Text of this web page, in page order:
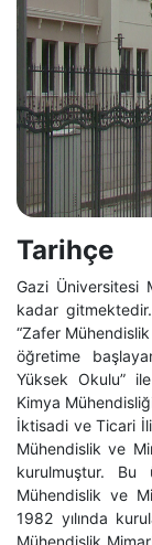
Tarihçe
Gazi Üniversitesi
kadar
“Zafer Mühendislik
öğretime
Yüksek Okulu”
Kimya
İktisadi ve Ticari
Mühendislik ve
kurulmuştur. Bu
Mühendislik ve
1982 yılında
Mühendislik